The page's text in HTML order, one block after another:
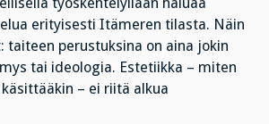
erityisesti Itämeren tilasta. Näin
taiteen perustuksina on aina jokin
tai ideologia. Estetiikka – miten
– ei riitä alkua